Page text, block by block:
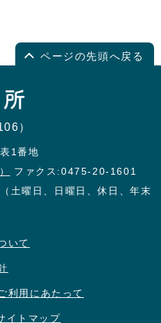
ページの先頭へ戻る
）
1番地
ファクス:0475-20-1601
土曜日、日曜日、休日、年末
いて
利用にあたって
イトマップ